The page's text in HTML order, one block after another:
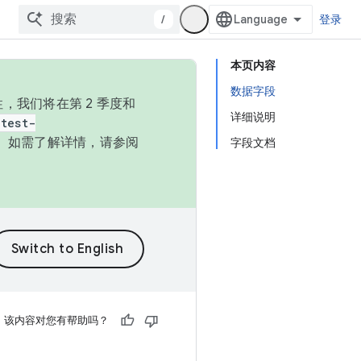
/ 登录
本页内容
数据字段
详细说明
字段文档
我们将在第 2 季度和
如需了解详情，请参阅
该内容对您有帮助吗？